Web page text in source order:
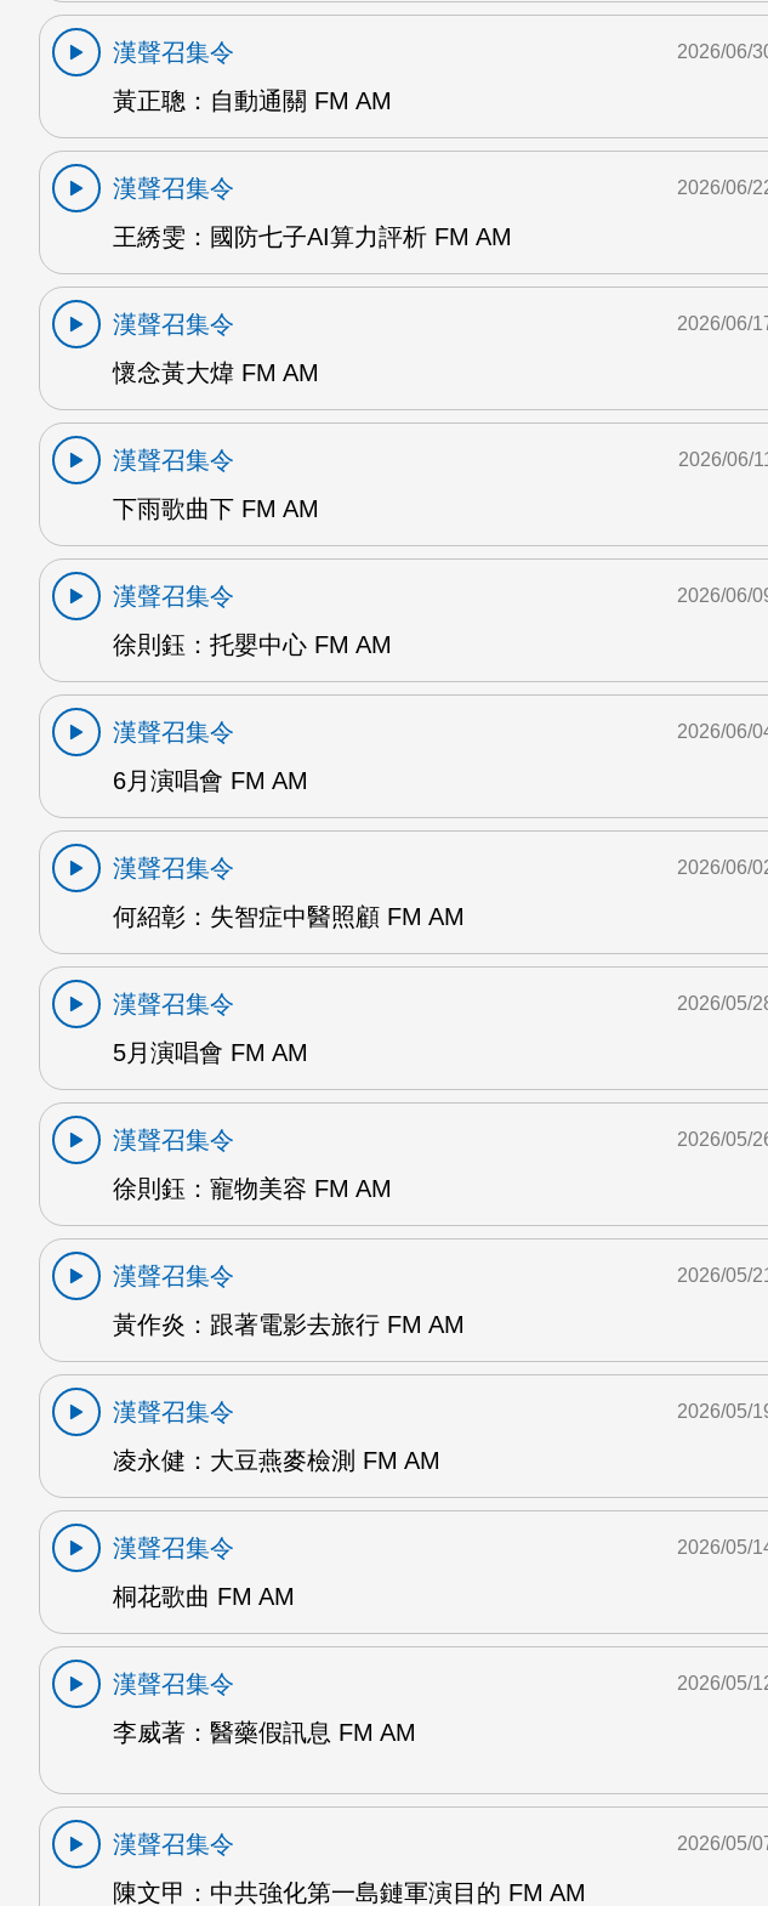
漢聲召集令
黃正聰：自動通關 FM AM
2026/06/
漢聲召集令
王綉雯：國防七子AI算力評析 FM AM
2026/06/
漢聲召集令
懷念黃大煒 FM AM
2026/06/
漢聲召集令
下雨歌曲下 FM AM
2026/06/
漢聲召集令
徐則鈺：托嬰中心 FM AM
2026/06/
漢聲召集令
6月演唱會 FM AM
2026/06/
漢聲召集令
何紹彰：失智症中醫照顧 FM AM
2026/06/
漢聲召集令
5月演唱會 FM AM
2026/05/
漢聲召集令
徐則鈺：寵物美容 FM AM
2026/05/
漢聲召集令
黃作炎：跟著電影去旅行 FM AM
2026/05/
漢聲召集令
凌永健：大豆燕麥檢測 FM AM
2026/05/
漢聲召集令
桐花歌曲 FM AM
2026/05/
漢聲召集令
李威著：醫藥假訊息 FM AM
2026/05/
漢聲召集令
陳文甲：中共強化第一島鏈軍演目的 FM AM
2026/05/